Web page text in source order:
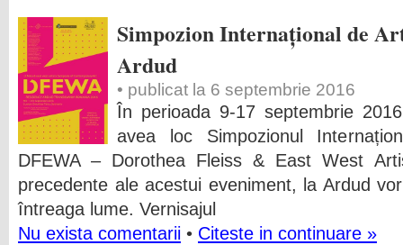
Simpozion Internațional de
Ardud
• publicat la 6 septembrie 2016
În perioada 9-17 septembrie
avea loc Simpozionul
DFEWA – Dorothea Fleiss & East West
precedente ale acestui eveniment, la Ardud
întreaga lume. Vernisajul
Nu exista comentarii • Citeste in continuare »